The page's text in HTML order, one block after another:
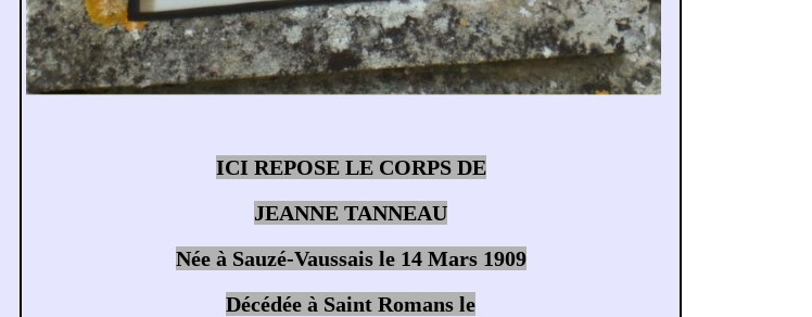
ICI REPOSE LE CORPS DE
JEANNE TANNEAU
Née à Sauzé-Vaussais le 14 Mars 1909
Décédée à Saint Romans le